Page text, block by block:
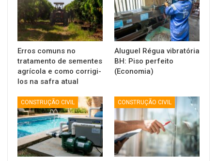
Erros comuns no
tratamento de sementes
agrícola e como corrigi-
los na safra atual
Aluguel Régua vibratória
BH: Piso perfeito
(Economia)
CONSTRUÇÃO CIVIL CONSTRUÇÃO CIVIL